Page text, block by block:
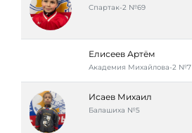
Спартак-2 №69
Елисеев Артём
Академия Михайлова-2 №7
Исаев Михаил
Балашиха №5